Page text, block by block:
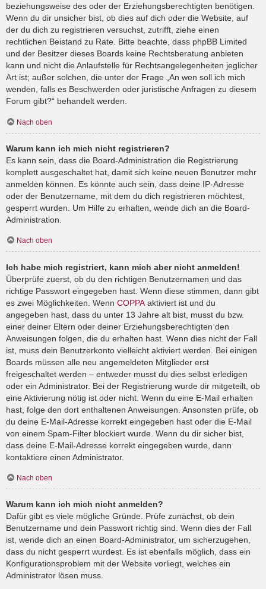
beziehungsweise des oder der Erziehungsberechtigten benötigen.
Wenn du dir unsicher bist, ob dies auf dich oder die Website, auf
der du dich zu registrieren versuchst, zutrifft, ziehe einen
rechtlichen Beistand zu Rate. Bitte beachte, dass phpBB Limited
und der Besitzer dieses Boards keine Rechtsberatung anbieten
kann und nicht die Anlaufstelle für Rechtsangelegenheiten jeglicher
Art ist; außer solchen, die unter der Frage „An wen soll ich mich
wenden, falls es Beschwerden oder juristische Anfragen zu diesem
Forum gibt?“ behandelt werden.
Nach oben
Warum kann ich mich nicht registrieren?
Es kann sein, dass die Board-Administration die Registrierung
komplett ausgeschaltet hat, damit sich keine neuen Benutzer mehr
anmelden können. Es könnte auch sein, dass deine IP-Adresse
oder der Benutzername, mit dem du dich registrieren möchtest,
gesperrt wurden. Um Hilfe zu erhalten, wende dich an die Board-
Administration.
Nach oben
Ich habe mich registriert, kann mich aber nicht anmelden!
Überprüfe zuerst, ob du den richtigen Benutzernamen und das
richtige Passwort eingegeben hast. Wenn diese stimmen, dann gibt
es zwei Möglichkeiten. Wenn COPPA aktiviert ist und du
angegeben hast, dass du unter 13 Jahre alt bist, musst du bzw.
einer deiner Eltern oder deiner Erziehungsberechtigten den
Anweisungen folgen, die du erhalten hast. Wenn dies nicht der Fall
ist, muss dein Benutzerkonto vielleicht aktiviert werden. Bei einigen
Boards müssen alle neu angemeldeten Mitglieder erst
freigeschaltet werden – entweder musst du dies selbst erledigen
oder ein Administrator. Bei der Registrierung wurde dir mitgeteilt, ob
eine Aktivierung nötig ist oder nicht. Wenn du eine E-Mail erhalten
hast, folge den dort enthaltenen Anweisungen. Ansonsten prüfe, ob
du deine E-Mail-Adresse korrekt eingegeben hast oder die E-Mail
von einem Spam-Filter blockiert wurde. Wenn du dir sicher bist,
dass deine E-Mail-Adresse korrekt eingegeben wurde, dann
kontaktiere einen Administrator.
Nach oben
Warum kann ich mich nicht anmelden?
Dafür gibt es viele mögliche Gründe. Prüfe zunächst, ob dein
Benutzername und dein Passwort richtig sind. Wenn dies der Fall
ist, wende dich an einen Board-Administrator, um sicherzugehen,
dass du nicht gesperrt wurdest. Es ist ebenfalls möglich, dass ein
Konfigurationsproblem mit der Website vorliegt, welches ein
Administrator lösen muss.